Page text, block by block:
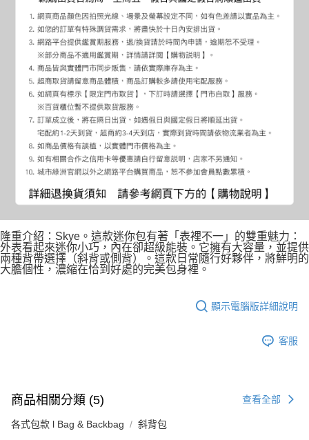
隆重介紹：Skye。這款迷你包有著「表裡不一」的雙重魅力：
外表看起來迷你小巧，內在卻超級能裝。它擁有大容量，並提供
兩種背帶選擇（斜背或側背）。這款日常隨行好夥伴，將鮮明的
大膽個性，濃縮在恰到好處的完美包身裡。
顯示電腦版詳細說明
客服
商品相關分類 (5) 查看全部
各式包款 l Bag & Backbag 斜背包